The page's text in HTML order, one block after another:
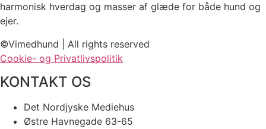
harmonisk hverdag og masser af glæde for både hund og
ejer.
©Vimedhund | All rights reserved
Cookie- og Privatlivspolitik
KONTAKT OS
Det Nordjyske Mediehus
Østre Havnegade 63-65